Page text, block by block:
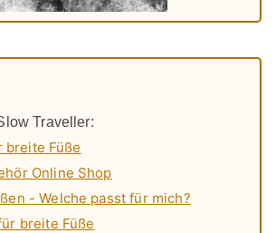
Traveller:
Füße
Online Shop
- Welche passt für mich?
breite Füße